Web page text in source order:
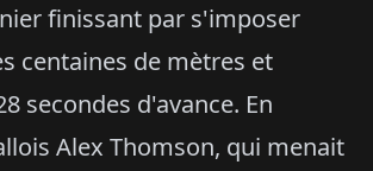
finissant par s'imposer
centaines de mètres et
secondes d'avance. En
Alex Thomson, qui menait